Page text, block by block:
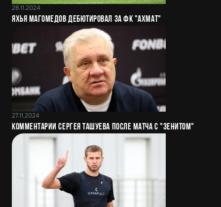
28.11.2024
Яхья Магомедов дебютировал за ФК "Ахмат"
27.11.2024
Комментарии Сергея Ташуева после матча с "Зенитом"